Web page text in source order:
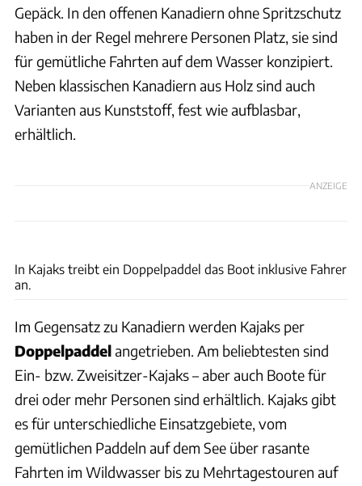
Gepäck. In den offenen Kanadiern ohne Spritzschutz
haben in der Regel mehrere Personen Platz, sie sind
für gemütliche Fahrten auf dem Wasser konzipiert.
Neben klassischen Kanadiern aus Holz sind auch
Varianten aus Kunststoff, fest wie aufblasbar,
erhältlich.
ANZEIGE
In Kajaks treibt ein Doppelpaddel das Boot inklusive Fahrer
an.
Im Gegensatz zu Kanadiern werden Kajaks per
Doppelpaddelangetrieben. Am beliebtesten sind
Ein- bzw. Zweisitzer-Kajaks – aber auch Boote für
drei oder mehr Personen sind erhältlich. Kajaks gibt
es für unterschiedliche Einsatzgebiete, vom
gemütlichen Paddeln auf dem See über rasante
Fahrten im Wildwasser bis zu Mehrtagestouren auf